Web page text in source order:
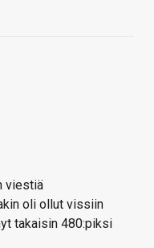
viestiä
oli ollut vissiin
takaisin 480:piksi